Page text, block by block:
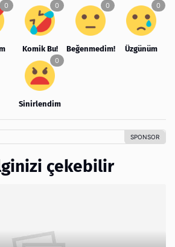
Komik Bu! Beğenmedim! Üzgünüm
Sinirlendim
çekebilir